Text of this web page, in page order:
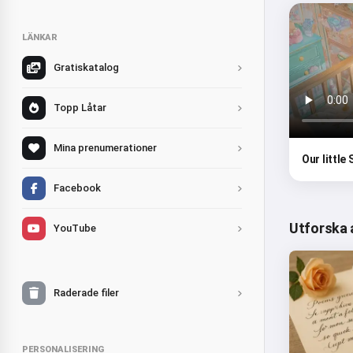
LÄNKAR
Gratiskatalog
Topp Låtar
Mina prenumerationer
Facebook
YouTube
Raderade filer
PERSONALISERING
Our little
Utforska